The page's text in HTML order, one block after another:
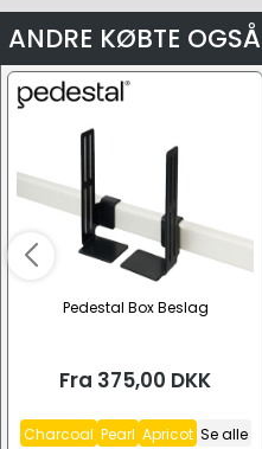
ANDRE KØBTE OGSÅ
Pedestal Box Beslag
Fra 375,00 DKK
Charcoal Pearl Apricot Se alle